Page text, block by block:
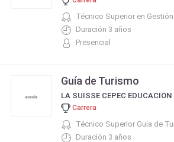
Técnico Superior en
Duración 3 años
Presencial
Guía de Turismo
Carrera
Técnico Superior Guía de
Duración 3 años